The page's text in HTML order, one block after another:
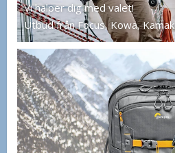
Vi hälper dig med valet!
Utbud från Focus, Kowa,